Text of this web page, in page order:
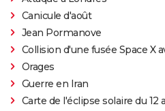
Canicule d'août
Jean Pormanove
Collision d'une fusée Space X
Orages
Guerre en Iran
Carte de l'éclipse solaire du 12